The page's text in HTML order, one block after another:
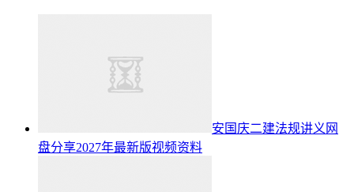
安国庆二建法规讲义网
盘分享2027年最新版视频资料